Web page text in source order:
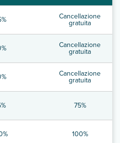
Cancellazione
gratuita
Cancellazione
gratuita
Cancellazione
gratuita
75%
100%